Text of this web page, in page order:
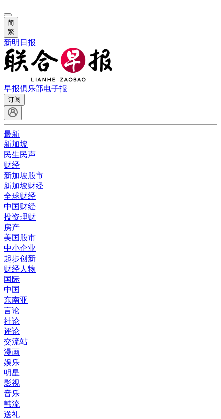
简
繁
新明日报
早报俱乐部电子报
订阅
最新
新加坡
民生民声
财经
新加坡股市
新加坡财经
全球财经
中国财经
投资理财
房产
美国股市
中小企业
起步创新
财经人物
国际
中国
东南亚
言论
社论
评论
交流站
漫画
娱乐
明星
影视
音乐
韩流
送礼